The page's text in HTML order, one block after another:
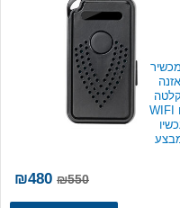
₪550
המחיר
המקורי
₪480